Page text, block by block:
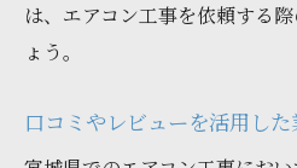
は、エアコン工事を依頼する
ょう。
口コミやレビューを活用し